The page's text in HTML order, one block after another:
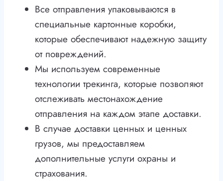
Все отправления упаковываются в
специальные картонные коробки,
которые обеспечивают надежную защиту
от повреждений.
Мы используем современные
технологии трекинга, которые позволяют
отслеживать местонахождение
отправления на каждом этапе доставки.
В случае доставки ценных и ценных
грузов, мы предоставляем
дополнительные услуги охраны и
страхования.